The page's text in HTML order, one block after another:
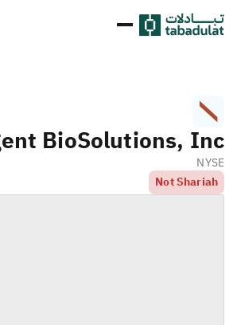
BioSolutions, Inc.
NYSE
Not Shariah